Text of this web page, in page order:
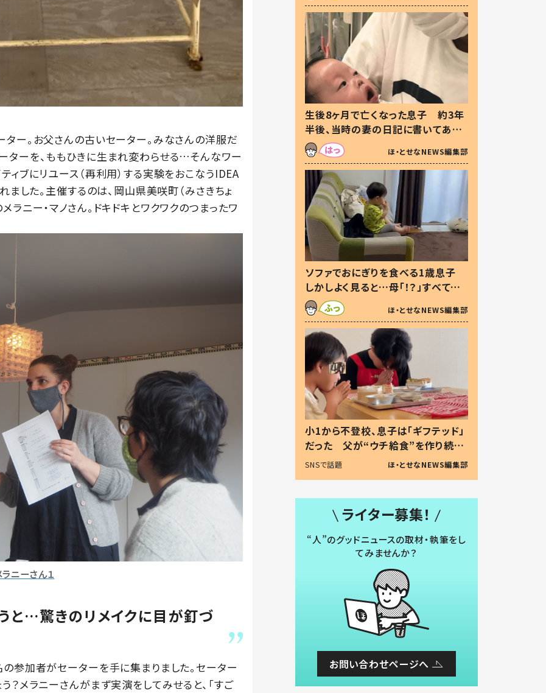
ー。お父さんの古いセーター。みなさんの洋服だ
ターを、ももひきに生まれ変わらせる…そんなワー
ィブにリユース（再利用）する実験をおこなうIDEA
した。主催するのは、岡山県美咲町（みさきちょ
ニー・マノさん。ドキドキとワクワクのつまったワ
ラニーさん１
と…驚きのリメイクに目が釘づ
参加者がセーターを手に集まりました。セーター
？メラニーさんがまず実演をしてみせると、「すご
生後8ヶ月で亡くなった息子 約3年
半後、当時の妻の日記に書いてあっ
た本音とは
ほ・とせなNEWS編集部
ソファでおにぎりを食べる1歳息子
しかしよく見ると…母「！？」すべてを
察した母の投稿に「可愛いから許
す！」「現行犯〜」
ほ・とせなNEWS編集部
小1から不登校、息子は「ギフテッド」
だった 父が“ウチ給食”を作り続け
る理由とは #令和の親 #令和の子
SNSで話題 ほ・とせなNEWS編集部
ライター募集！
“人”のグッドニュースの取材・執筆をし
てみませんか？
お問い合わせページへ